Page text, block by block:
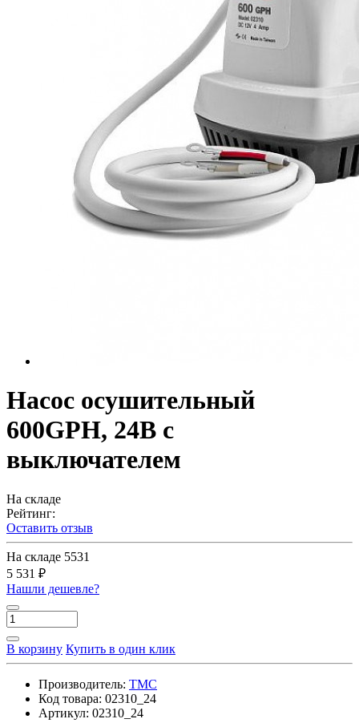
Насос осушительный
600GPH, 24В с
выключателем
На складе
Рейтинг:
Оставить отзыв
На складе 5531
5 531 ₽
Нашли дешевле?
В корзину Купить в один клик
Производитель: TMC
Код товара: 02310_24
Артикул: 02310_24